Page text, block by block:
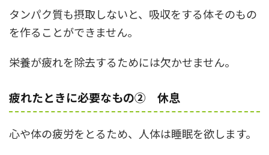
タンパク質も摂取しないと、吸収をする体そのもの
を作ることができません。
栄養が疲れを除去するためには欠かせません。
疲れたときに必要なもの② 休息
心や体の疲労をとるため、人体は睡眠を欲します。